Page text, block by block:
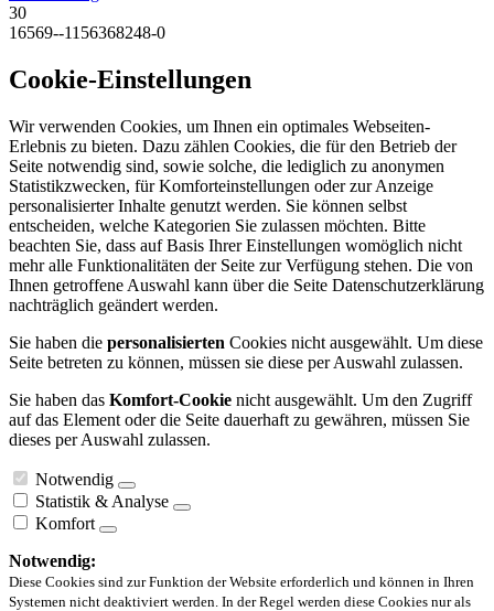
30
16569--1156368248-0
Cookie-Einstellungen
Wir verwenden Cookies, um Ihnen ein optimales Webseiten-
Erlebnis zu bieten. Dazu zählen Cookies, die für den Betrieb der
Seite notwendig sind, sowie solche, die lediglich zu anonymen
Statistikzwecken, für Komforteinstellungen oder zur Anzeige
personalisierter Inhalte genutzt werden. Sie können selbst
entscheiden, welche Kategorien Sie zulassen möchten. Bitte
beachten Sie, dass auf Basis Ihrer Einstellungen womöglich nicht
mehr alle Funktionalitäten der Seite zur Verfügung stehen. Die von
Ihnen getroffene Auswahl kann über die Seite Datenschutzerklärung
nachträglich geändert werden.
Sie haben die personalisierten Cookies nicht ausgewählt. Um diese
Seite betreten zu können, müssen sie diese per Auswahl zulassen.
Sie haben das Komfort-Cookie nicht ausgewählt. Um den Zugriff
auf das Element oder die Seite dauerhaft zu gewähren, müssen Sie
dieses per Auswahl zulassen.
Notwendig
Statistik & Analyse
Komfort
Notwendig:
Diese Cookies sind zur Funktion der Website erforderlich und können in Ihren
Systemen nicht deaktiviert werden. In der Regel werden diese Cookies nur als